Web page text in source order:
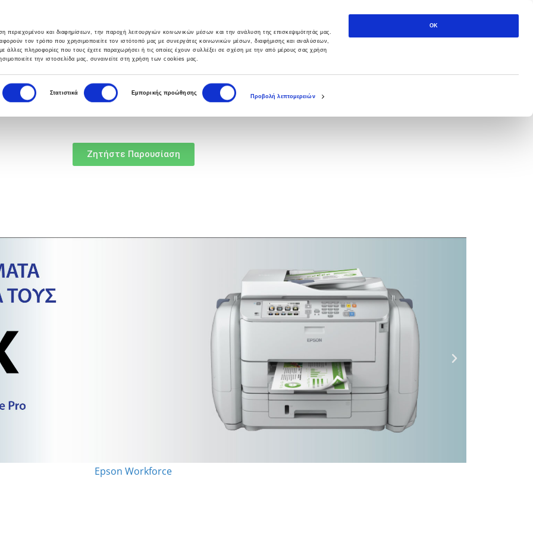
περιεχομένου και διαφημίσεων, την παροχή λειτουργιών κοινωνικών μέσων και την ανάλυση της επισκεψιμότητάς μας.
τον τρόπο που χρησιμοποιείτε τον ιστότοπό μας με συνεργάτες κοινωνικών μέσων, διαφήμισης και αναλύσεων,
άλλες πληροφορίες που τους έχετε παραχωρήσει ή τις οποίες έχουν συλλέξει σε σχέση με την από μέρους σας χρήση
την ιστοσελίδα μας, συναινείτε στη χρήση των cookies μας.
Στατιστικά Εμπορικής προώθησης
Προβολή λεπτομερειών
OK
HELPDESK BLOG ΕΠΙΚΟΙΝΩΝΙΑ
Ζητήστε Παρουσίαση
Epson Workforce